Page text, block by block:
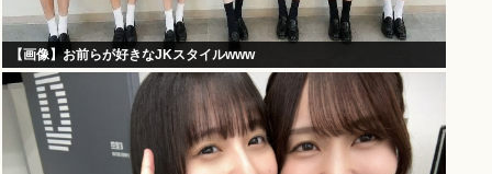
【画像】お前らが好きなJKスタイルwww